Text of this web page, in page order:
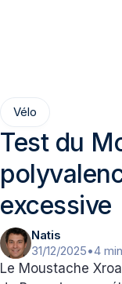
Vélo
Test du
excessive
Natis
31/12/2025•4 min
Le Moustache